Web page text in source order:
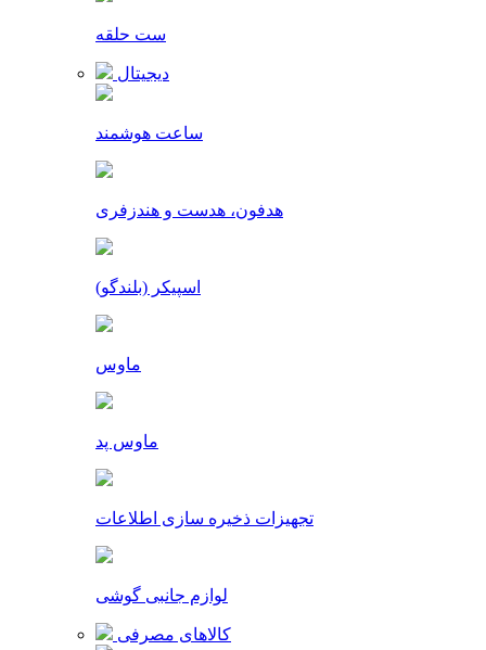
ست حلقه
دیجیتال
ساعت هوشمند
هدفون، هدست و هندزفری
اسپیکر (بلندگو)
ماوس
ماوس پد
تجهیزات ذخیره سازی اطلاعات
لوازم جانبی گوشی
کالاهای مصرفی